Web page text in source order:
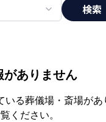
検索
がありません
る葬儀場・斎場があ
ください。